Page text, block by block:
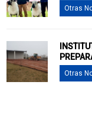
Otras
Otras